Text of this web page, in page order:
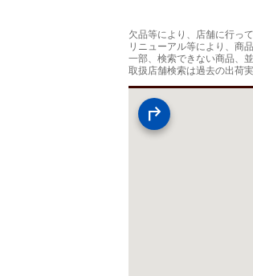
欠品等により、店舗に行っ
リニューアル等により、商
一部、検索できない商品、
取扱店舗検索は過去の出荷